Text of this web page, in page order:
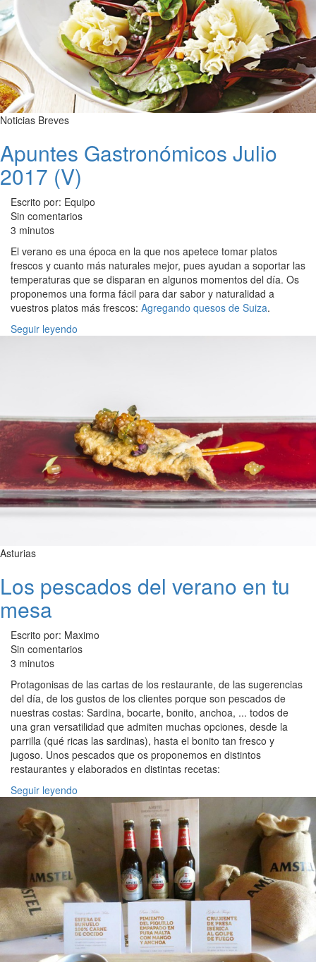
Noticias Breves
Apuntes Gastronómicos Julio
2017 (V)
Escrito por: Equipo
Sin comentarios
3 minutos
El verano es una época en la que nos apetece tomar platos
frescos y cuanto más naturales mejor, pues ayudan a soportar las
temperaturas que se disparan en algunos momentos del día. Os
proponemos una forma fácil para dar sabor y naturalidad a
vuestros platos más frescos: Agregando quesos de Suiza.
Seguir leyendo
Asturias
Los pescados del verano en tu
mesa
Escrito por: Maximo
Sin comentarios
3 minutos
Protagonisas de las cartas de los restaurante, de las sugerencias
del día, de los gustos de los clientes porque son pescados de
nuestras costas: Sardina, bocarte, bonito, anchoa, ... todos de
una gran versatilidad que admiten muchas opciones, desde la
parrilla (qué ricas las sardinas), hasta el bonito tan fresco y
jugoso. Unos pescados que os proponemos en distintos
restaurantes y elaborados en distintas recetas:
Seguir leyendo